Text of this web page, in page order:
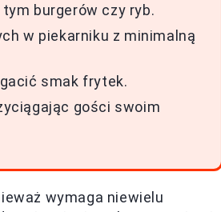
burgerów czy ryb.
w piekarniku z minimalną
smak frytek.
gości swoim
wymaga niewielu